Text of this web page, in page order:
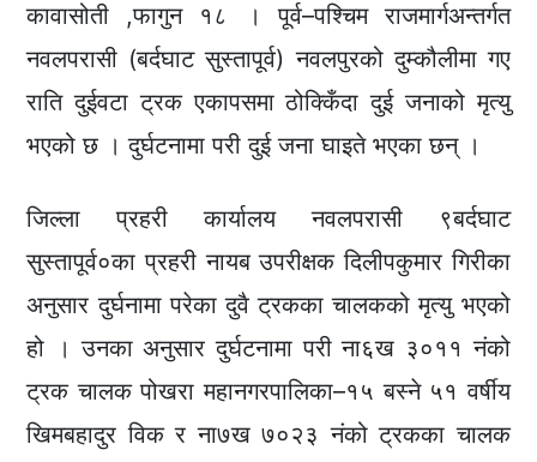
कावासोती ,फागुन १८ । पूर्व–पश्चिम राजमार्गअन्तर्गत
नवलपरासी (बर्दघाट सुस्तापूर्व) नवलपुरको दुम्कौलीमा गए
राति दुईवटा ट्रक एकापसमा ठोक्किँदा दुई जनाको मृत्यु
भएको छ । दुर्घटनामा परी दुई जना घाइते भएका छन् ।
जिल्ला प्रहरी कार्यालय नवलपरासी ९बर्दघाट
सुस्तापूर्व०का प्रहरी नायब उपरीक्षक दिलीपकुमार गिरीका
अनुसार दुर्घनामा परेका दुवै ट्रकका चालकको मृत्यु भएको
हो । उनका अनुसार दुर्घटनामा परी ना६ख ३०११ नंको
ट्रक चालक पोखरा महानगरपालिका–१५ बस्ने ५१ वर्षीय
खिमबहादुर विक र ना७ख ७०२३ नंको ट्रकका चालक